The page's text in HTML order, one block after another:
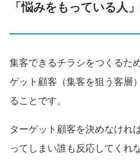
「悩みをもっている人
集客できるチラシをつくるた
ゲット顧客（集客を狙う客層
ることです。
ターゲット顧客を決めなけれ
ってしまい誰も反応してくれ